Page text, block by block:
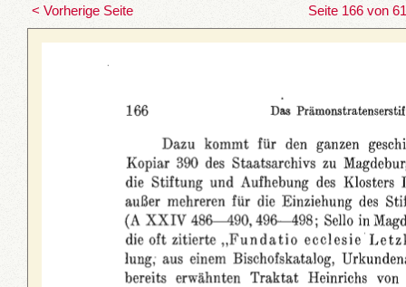
< Vorherige Seite Seite 166 von